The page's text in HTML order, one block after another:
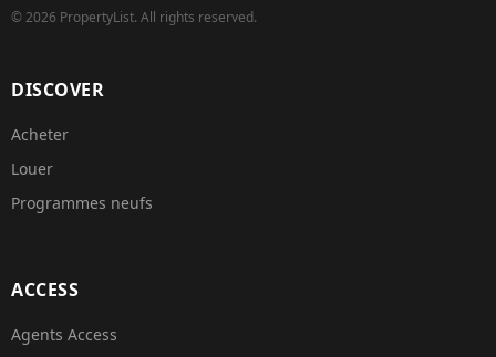
©2026 PropertyList. All rights reserved.
DISCOVER
Acheter
Louer
Programmes neufs
ACCESS
Agents Access